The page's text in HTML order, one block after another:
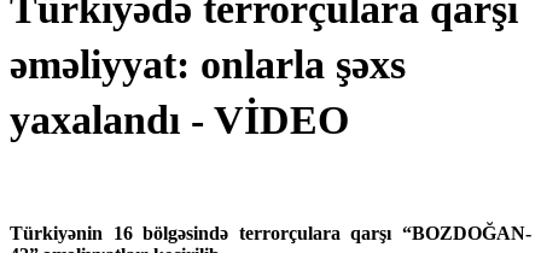
Türkiyədə terrorçulara qarşı
əməliyyat: onlarla şəxs
yaxalandı - VİDEO
Türkiyənin 16 bölgəsində terrorçulara qarşı “BOZDOĞAN-